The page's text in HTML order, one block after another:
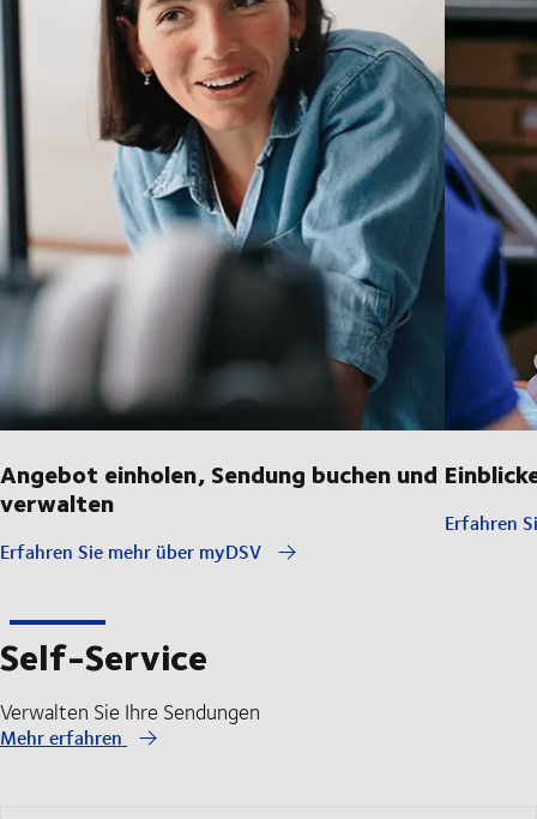
Angebot einholen, Sendung buchen und
verwalten
Erfahren Sie mehr über myDSV
Erfahren
Self-Service
Verwalten Sie Ihre Sendungen
Mehr erfahren